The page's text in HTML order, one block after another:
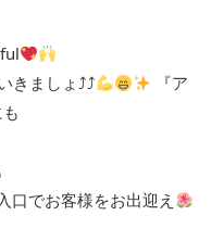
きましょ⤴︎︎⤴︎︎
『ア
口でお客様をお出迎え